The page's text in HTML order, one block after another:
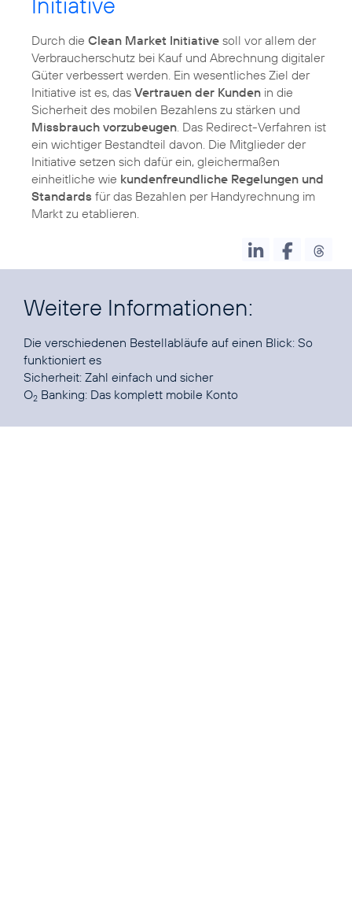
Durch die Clean Market Initiative soll vor allem der
Verbraucherschutz bei Kauf und Abrechnung digitaler
Güter verbessert werden. Ein wesentliches Ziel der
Initiative ist es, das Vertrauen der Kunden in die
Sicherheit des mobilen Bezahlens zu stärken und
Missbrauch vorzubeugen. Das Redirect-Verfahren ist
ein wichtiger Bestandteil davon. Die Mitglieder der
Initiative setzen sich dafür ein, gleichermaßen
einheitliche wie kundenfreundliche Regelungen und
Standards für das Bezahlen per Handyrechnung im
Markt zu etablieren.
Weitere Informationen:
Die verschiedenen Bestellabläufe auf einen Blick: So
funktioniert es
Sicherheit: Zahl einfach und sicher
O2 Banking: Das komplett mobile Konto